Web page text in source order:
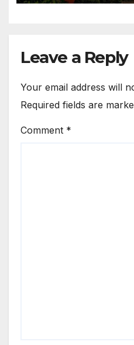
Leave a Reply
Your email address will
Required fields are
Comment *